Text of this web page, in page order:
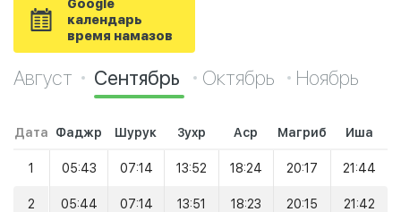
Google
календарь
время намазов
Август Сентябрь Октябрь Ноябрь
Дата Фаджр Шурук Зухр Аср Магриб Иша
1 05:43 07:14 13:52 18:24 20:17 21:44
2 05:44 07:14 13:51 18:23 20:15 21:42